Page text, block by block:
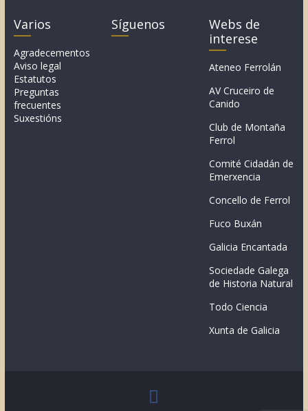
Varios
Agradecementos
Aviso legal
Estatutos
Preguntas
frecuentes
Suxestións
Síguenos
Webs de
interese
Ateneo Ferrolán
AV Cruceiro de
Canido
Club de Montaña
Ferrol
Comité Cidadán de
Emerxencia
Concello de Ferrol
Fuco Buxán
Galicia Encantada
Sociedade Galega
de Historia Natural
Todo Ciencia
Xunta de Galicia